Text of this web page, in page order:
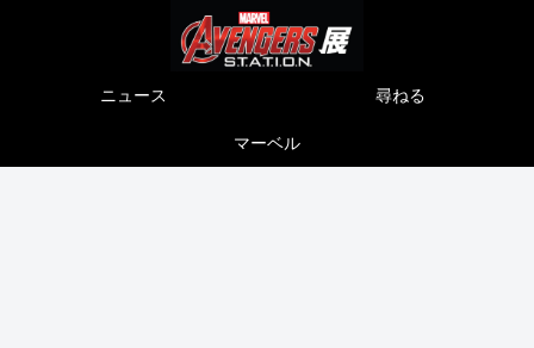
ニュース 尋ねる
マーベル